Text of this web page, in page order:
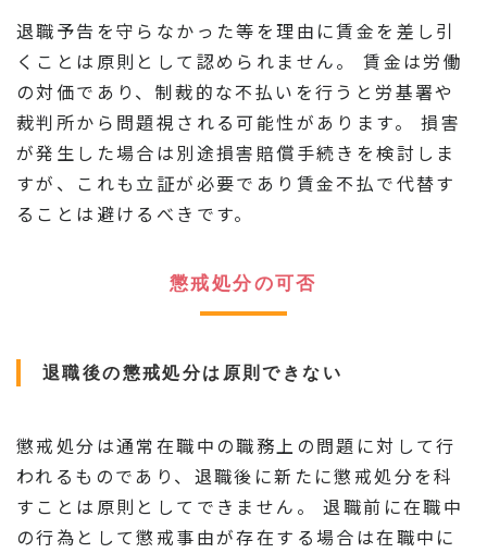
退職予告を守らなかった等を理由に賃金を差し引
くことは原則として認められません。 賃金は労働
の対価であり、制裁的な不払いを行うと労基署や
裁判所から問題視される可能性があります。 損害
が発生した場合は別途損害賠償手続きを検討しま
すが、これも立証が必要であり賃金不払で代替す
ることは避けるべきです。
懲戒処分の可否
退職後の懲戒処分は原則できない
懲戒処分は通常在職中の職務上の問題に対して行
われるものであり、退職後に新たに懲戒処分を科
すことは原則としてできません。 退職前に在職中
の行為として懲戒事由が存在する場合は在職中に